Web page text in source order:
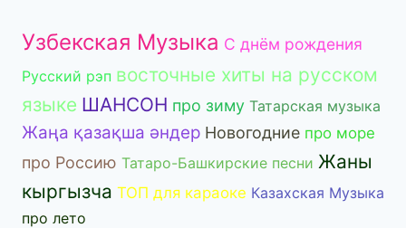
Узбекская Музыка С днём рождения
Русский рэп восточные хиты на русском
языке ШАНСОН про зиму Татарская музыка
Жаңа қазақша әндер Новогодние про море
про Россию Татаро-Башкирские песни Жаны
кыргызча ТОП для караоке Казахская Музыка
про лето